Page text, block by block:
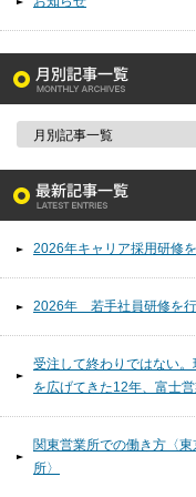
2026年キャリア採用研修
2026年 若手社員研修を
受注して終わりではない
を広げてきた12年、富士
関東営業所での働き方〈
所〉